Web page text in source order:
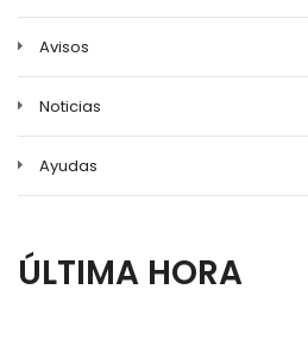
Avisos
Noticias
Ayudas
ÚLTIMA HORA